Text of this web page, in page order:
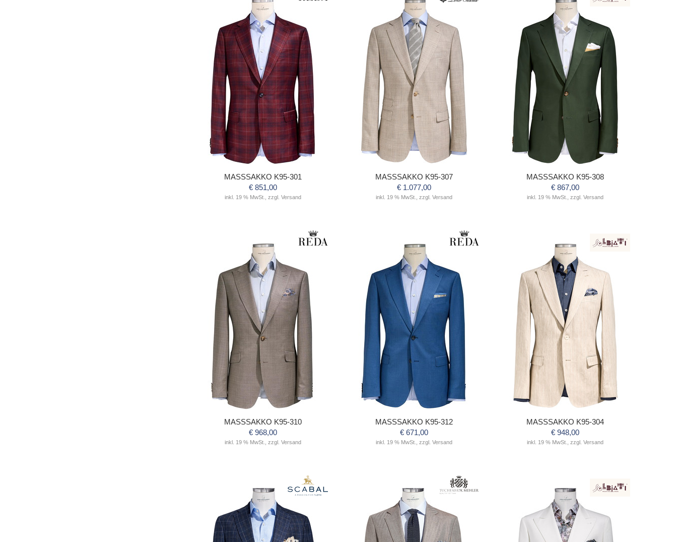
MASSSAKKO K95-301
€ 851,00
inkl. 19 % MwSt., zzgl. Versand
MASSSAKKO K95-307
€ 1.077,00
inkl. 19 % MwSt., zzgl. Versand
MASSSAKKO K95-308
€ 867,00
inkl. 19 % MwSt., zzgl. Versand
MASSSAKKO K95-310
€ 968,00
inkl. 19 % MwSt., zzgl. Versand
MASSSAKKO K95-312
€ 671,00
inkl. 19 % MwSt., zzgl. Versand
MASSSAKKO K95-304
€ 948,00
inkl. 19 % MwSt., zzgl. Versand